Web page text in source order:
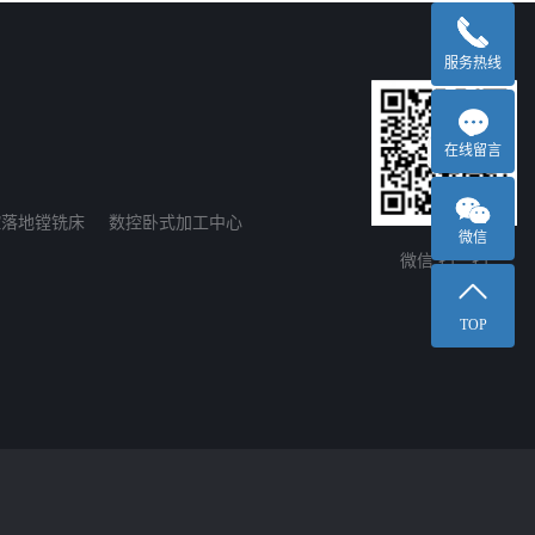
地镗铣床 数控卧式加工中心
微信 扫一扫
服务热线
在线留言
微信
TOP